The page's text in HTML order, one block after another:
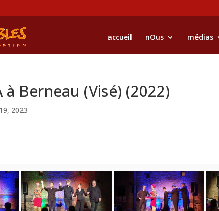
accueil nOus médias
à Berneau (Visé) (2022)
2023